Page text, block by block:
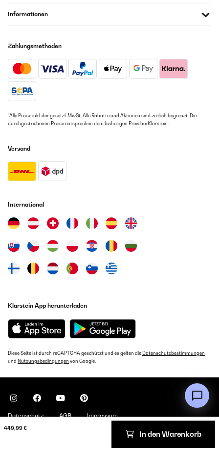
449,99 €
In den Warenkorb
Informationen
Zahlungsmethoden
*Alle Preise inkl. der gesetzl. MwSt. Alle Rabatte und Aktionen sind zeitlich begrenzt. Die
durchgestrichenen Preise entsprechen dem bisherigen Preis bei Klarstein.
Versand
International
Klarstein App herunterladen
Diese Seite ist durch reCAPTCHA geschützt und es gelten die Datenschutzbestimmungen
und Nutzungsbedingungen von Google.
Datenschutz AGB Impressum
Copyright © 2026 Klarstein. All rights reserved